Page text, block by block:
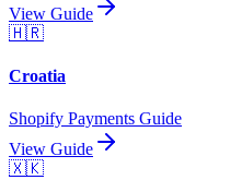
View Guide
🇭🇷
Croatia
Shopify Payments Guide
View Guide
🇽🇰